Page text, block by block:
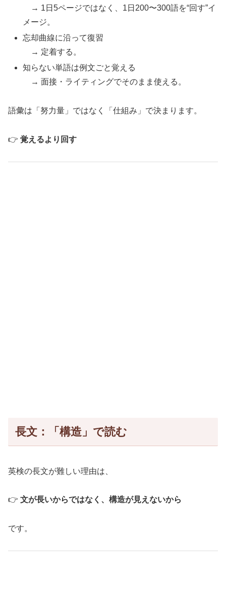
→ 1日5ページではなく、1日200〜300語を“回す”イ
メージ。
忘却曲線に沿って復習
→ 定着する。
知らない単語は例文ごと覚える
→ 面接・ライティングでそのまま使える。
語彙は「努力量」ではなく「仕組み」で決まります。
👉 覚えるより回す
長文：「構造」で読む
英検の長文が難しい理由は、
👉 文が長いからではなく、構造が見えないから
です。